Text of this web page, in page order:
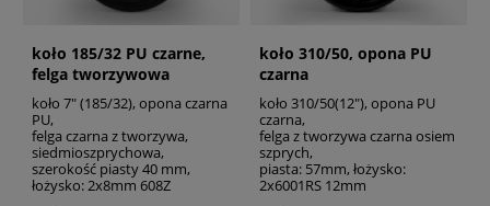
koło 185/32 PU czarne,
felga tworzywowa
koło 7" (185/32), opona czarna
PU,
felga czarna z tworzywa,
siedmioszprychowa,
szerokość piasty 40 mm,
łożysko: 2x8mm 608Z
koło 310/50, opona PU
czarna
koło 310/50(12"), opona PU
czarna,
felga z tworzywa czarna osiem
szprych,
piasta: 57mm, łożysko:
2x6001RS 12mm